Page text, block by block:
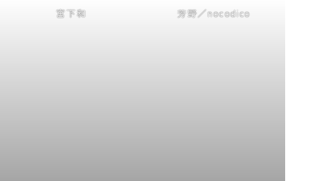
宮下和 芳野／nocodico